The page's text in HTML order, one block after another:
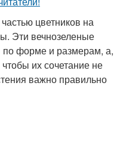
цветников на
Эти вечнозеленые
по форме и размерам, а,
их сочетание не
важно правильно